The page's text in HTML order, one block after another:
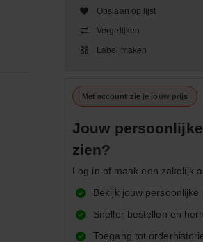
Opslaan op lijst
Vergelijken
Label maken
Met account zie je jouw prijs
Jouw
zien?
Log in of maak een zakelijk
Bekijk jouw persoonlijke
Sneller bestellen en
Toegang tot